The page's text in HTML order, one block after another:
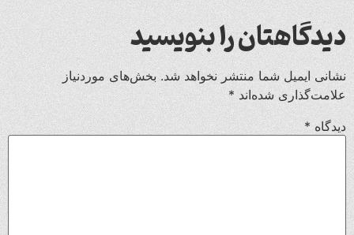
دیدگاهتان را بنویسید
نشانی ایمیل شما منتشر نخواهد شد. بخش‌های موردنیاز
علامت‌گذاری شده‌اند*
دیدگاه *